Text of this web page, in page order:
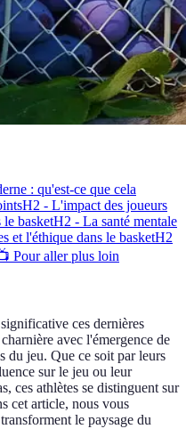
: qu'est-ce que cela
H2 - L'impact des joueurs
basketH2 - La santé mentale
et l'éthique dans le basketH2
Pour aller plus loin
ces dernières
avec l'émergence de
du jeu. Que ce soit par leurs
sur le jeu ou leur
ces athlètes se distinguent sur
cet article, nous vous
le paysage du